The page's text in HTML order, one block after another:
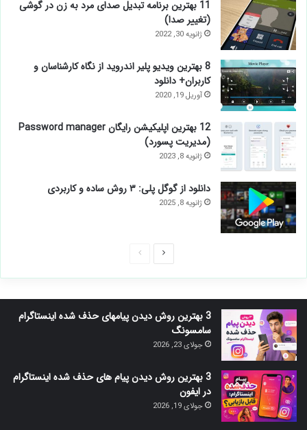
11 بهترین برنامه تبدیل صدای مرد به زن در گوشی
(تغییر صدا)
ژانویه 30, 2022
8 بهترین ویدیو پلیر اندروید از نگاه کارشناسان و
کاربران+ دانلود
آوریل 19, 2020
12 بهترین اپلیکیشن رایگان Password manager
(مدیریت پسورد)
ژانویه 8, 2023
دانلود از گوگل پلی: ۳ روش ساده و کاربردی
ژانویه 8, 2025
صفحه
صفحه
3 بهترین روش دیدن پیامهای حذف شده اینستاگرام
سامسونگ
جولای 23, 2026
3 بهترین روش دیدن پیام های حذف شده اینستاگرام
در ایفون
جولای 19, 2026